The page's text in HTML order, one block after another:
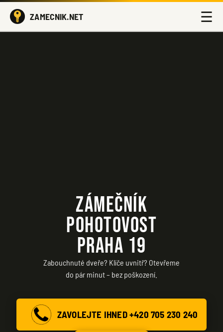
ZAMECNIK.NET ☰
ZÁMEČNÍK
POHOTOVOST
PRAHA 19
Zabouchnuté dveře? Klíče uvnitř? Otevřeme
do pár minut – bez poškození.
ZAVOLEJTE IHNED +420 705 230 240